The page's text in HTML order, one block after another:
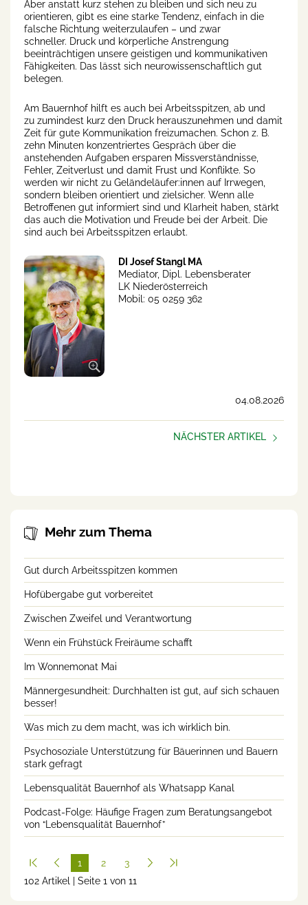
Aber anstatt kurz stehen zu bleiben und sich neu zu
orientieren, gibt es eine starke Tendenz, einfach in die
falsche Richtung weiterzulaufen – und zwar
schneller. Druck und körperliche Anstrengung
beeinträchtigen unsere geistigen und kommunikativen
Fähigkeiten. Das lässt sich neurowissenschaftlich gut
belegen.
Am Bauernhof hilft es auch bei Arbeitsspitzen, ab und
zu zumindest kurz den Druck herauszunehmen und damit
Zeit für gute Kommunikation freizumachen. Schon z. B.
zehn Minuten konzentriertes Gespräch über die
anstehenden Aufgaben ersparen Missverständnisse,
Fehler, Zeitverlust und damit Frust und Konflikte. So
werden wir nicht zu Geländeläufer:innen auf Irrwegen,
sondern bleiben orientiert und zielsicher. Wenn alle
Betroffenen gut informiert sind und Klarheit haben, stärkt
das auch die Motivation und Freude bei der Arbeit. Die
sind auch bei Arbeitsspitzen erlaubt.
DI Josef Stangl MA
Mediator, Dipl. Lebensberater
LK Niederösterreich
Mobil: 05 0259 362
04.08.2026
NÄCHSTER ARTIKEL
Mehr zum Thema
Gut durch Arbeitsspitzen kommen
Hofübergabe gut vorbereitet
Zwischen Zweifel und Verantwortung
Wenn ein Frühstück Freiräume schafft
Im Wonnemonat Mai
Männergesundheit: Durchhalten ist gut, auf sich schauen
besser!
Was mich zu dem macht, was ich wirklich bin.
Psychosoziale Unterstützung für Bäuerinnen und Bauern
stark gefragt
Lebensqualität Bauernhof als Whatsapp Kanal
Podcast-Folge: Häufige Fragen zum Beratungsangebot
von “Lebensqualität Bauernhof”
1
(cur
2
3
102 Artikel | Seite 1 von 11